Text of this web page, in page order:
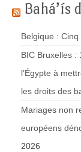
Bahá’ís
Belgique :
BIC Bruxelles :
l’Égypte à
les droits des
Mariages non
européens
2026